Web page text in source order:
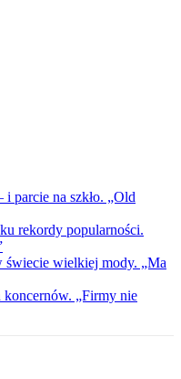
parcie na szkło. „Old
rekordy popularności.
świecie wielkiej mody. „Ma
koncernów. „Firmy nie